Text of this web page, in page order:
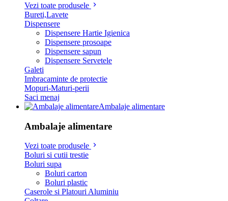
Vezi toate produsele
Bureti,Lavete
Dispensere
Dispensere Hartie Igienica
Dispensere prosoape
Dispensere sapun
Dispensere Servetele
Galeti
Imbracaminte de protectie
Mopuri-Maturi-perii
Saci menaj
Ambalaje alimentare
Ambalaje alimentare
Vezi toate produsele
Boluri si cutii trestie
Boluri supa
Boluri carton
Boluri plastic
Caserole si Platouri Aluminiu